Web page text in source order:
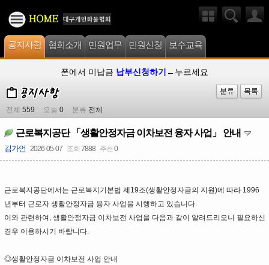
공지사항 협회소개 민원업무 민원신청 보수교육
폰에서 미납금 납부신청하기 ←누르세요
분류 목록
전체 559 오늘 0 분류 전체
근로복지공단 「생활안정자금 이차보전 융자 사업」 안내
김가언 2026-05-07 조회 7888 추천 0
근로복지공단에서는 근로복지기본법 제19조(생활안정자금의 지원)에 따라 1996
년부터 근로자 생활안정자금 융자 사업을 시행하고 있습니다.
이와 관련하여, 생활안정자금 이차보전 사업을 다음과 같이 알려드리오니 필요하신
경우 이용하시기 바랍니다.
◎생활안정자금 이차보전 사업 안내